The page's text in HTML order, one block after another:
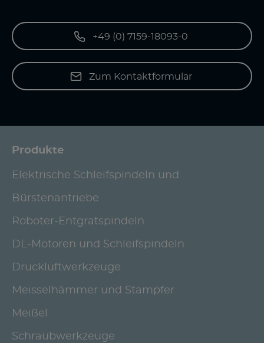
+49 (0) 7159-18093-0
Zum Kontaktformular
Produkte
Elektrische Schleifspindeln und
Bürstenantriebe
Roboter-Entgratspindeln
DL-Motoren und Schleifspindeln
Druckluftwerkzeuge
Meisselhämmer und Stampfer
Meißel
Schraubwerkzeuge